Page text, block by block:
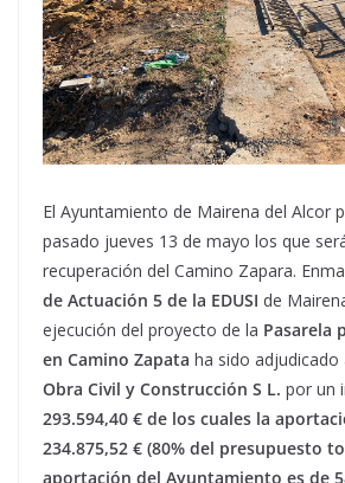
El Ayuntamiento de Mairena del Alcor
pasado jueves 13 de mayo los que
recuperación del Camino Zapara.
de Actuación 5 de la EDUSI de
ejecución del proyecto de la Pasarela
en Camino Zapata ha sido adjudicado
Obra Civil y Construcción S L. por un
293.594,40 € de los cuales la
234.875,52 € (80% del presupuesto
aportación del Ayuntamiento es de